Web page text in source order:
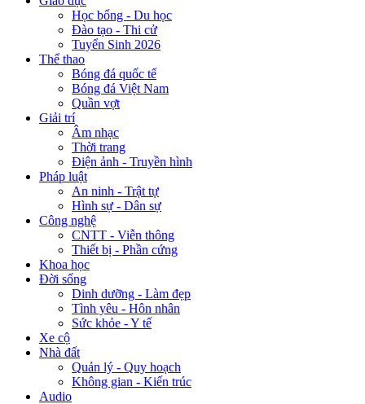
Học bổng - Du học
Đào tạo - Thi cử
Tuyển Sinh 2026
Thể thao
Bóng đá quốc tế
Bóng đá Việt Nam
Quần vợt
Giải trí
Âm nhạc
Thời trang
Điện ảnh - Truyền hình
Pháp luật
An ninh - Trật tự
Hình sự - Dân sự
Công nghệ
CNTT - Viễn thông
Thiết bị - Phần cứng
Khoa học
Đời sống
Dinh dưỡng - Làm đẹp
Tình yêu - Hôn nhân
Sức khỏe - Y tế
Xe cộ
Nhà đất
Quản lý - Quy hoạch
Không gian - Kiến trúc
Audio